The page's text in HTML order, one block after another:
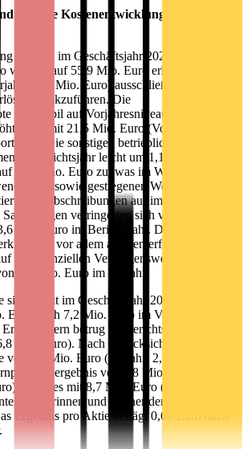
positive Kostenentwicklung befördern
hat sich im Geschäftsjahr 2023/2024
war der auf 55,9 Mio. Euro erhöhte
50,8 Mio. Euro) ausschließlich auf die
zurückzuführen. Die
war stabil auf Vorjahresniveau. Der
sich mit 21,5 Mio. Euro (Vorjahr: 20,2
Die sonstigen betrieblichen
im Berichtsjahr leicht um 1,1 Mio. Euro
19,7 Mio. Euro zu, was im Wesentlichen
sowie gestiegenen Werbe- und
Die Abschreibungen auf immaterielle
verringerten sich von 5,4 Mio.
Mio. Euro im Berichtsjahr. Der Rückgang
sich vor allem aus den erfolgten
die bilanziellen Vermögenswerte bei
2,7 Mio. Euro im Vorjahr.
sich damit im Geschäftsjahr 2023/2024
Euro nach 7,2 Mio. Euro im Vorjahr. Das
betrug im Berichtsjahr 13,3
Mio. Euro). Nach Berücksichtigung der
von 4,5 Mio. Euro (Vorjahr: 2,8 Mio. Euro)
von 8,8 Mio. Euro
welches mit 8,7 Mio. Euro (Vorjahr: 3,9
und -eigner der Bastei
Ergebnis pro Aktie beträgt 0,66 Euro nach